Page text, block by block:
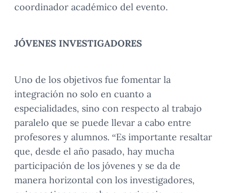
coordinador académico del evento.
JÓVENES INVESTIGADORES
Uno de los objetivos fue fomentar la
integración no solo en cuanto a
especialidades, sino con respecto al trabajo
paralelo que se puede llevar a cabo entre
profesores y alumnos. “Es importante resaltar
que, desde el año pasado, hay mucha
participación de los jóvenes y se da de
manera horizontal con los investigadores,